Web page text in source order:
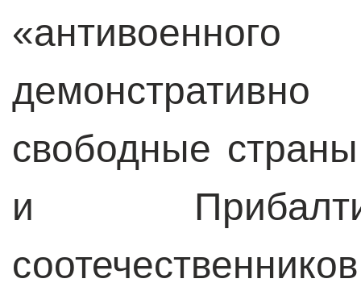
свободные
и